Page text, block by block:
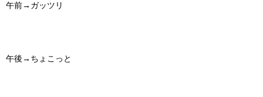
午前→ガッツリ
午後→ちょこっと